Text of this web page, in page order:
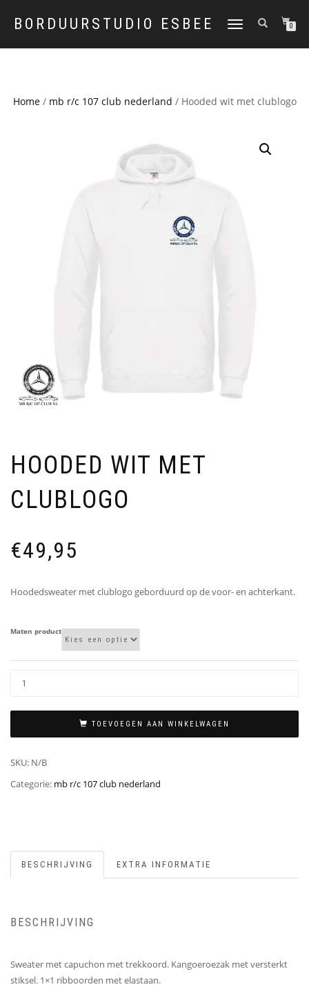
BORDUURSTUDIO ESBEE
TOGGLE
0
Home/ mb r/c 107 club nederland / Hooded wit met clublogo
HOODED WIT MET
CLUBLOGO
€49,95
Hoodedsweater met clublogo geborduurd op de voor- en achterkant.
Maten product
TOEVOEGEN AAN WINKELWAGEN
SKU: N/B
Categorie: mb r/c 107 club nederland
BESCHRIJVING EXTRA INFORMATIE
BESCHRIJVING
Sweater met capuchon met trekkoord. Kangoeroezak met versterkt
stiksel. 1×1 ribboorden met elastaan.